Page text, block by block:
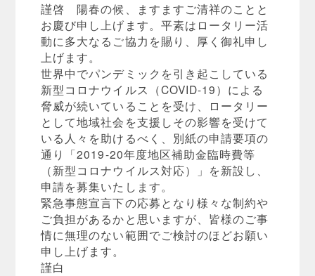
謹啓 陽春の候、ますますご清祥のことと
お慶び申し上げます。平素はロータリー活
動に多大なるご協力を賜り、厚く御礼申し
上げます。
世界中でパンデミックを引き起こしている
新型コロナウイルス（COVID-19）による
脅威が続いていることを受け、ロータリー
として地域社会を支援しその影響を受けて
いる人々を助けるべく、別紙の申請要項の
通り「2019-20年度地区補助金臨時費等
（新型コロナウイルス対応）」を新設し、
申請を募集いたします。
緊急事態宣言下の応募となり様々な制約や
ご負担があるかと思いますが、皆様のご事
情に無理のない範囲でご検討のほどお願い
申し上げます。
謹白